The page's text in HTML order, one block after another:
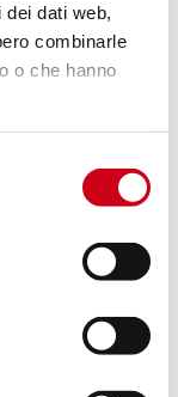
dati web,
combinarle
o che hanno
posizione alta
PRODOTTO